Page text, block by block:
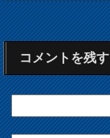
コメントを残す